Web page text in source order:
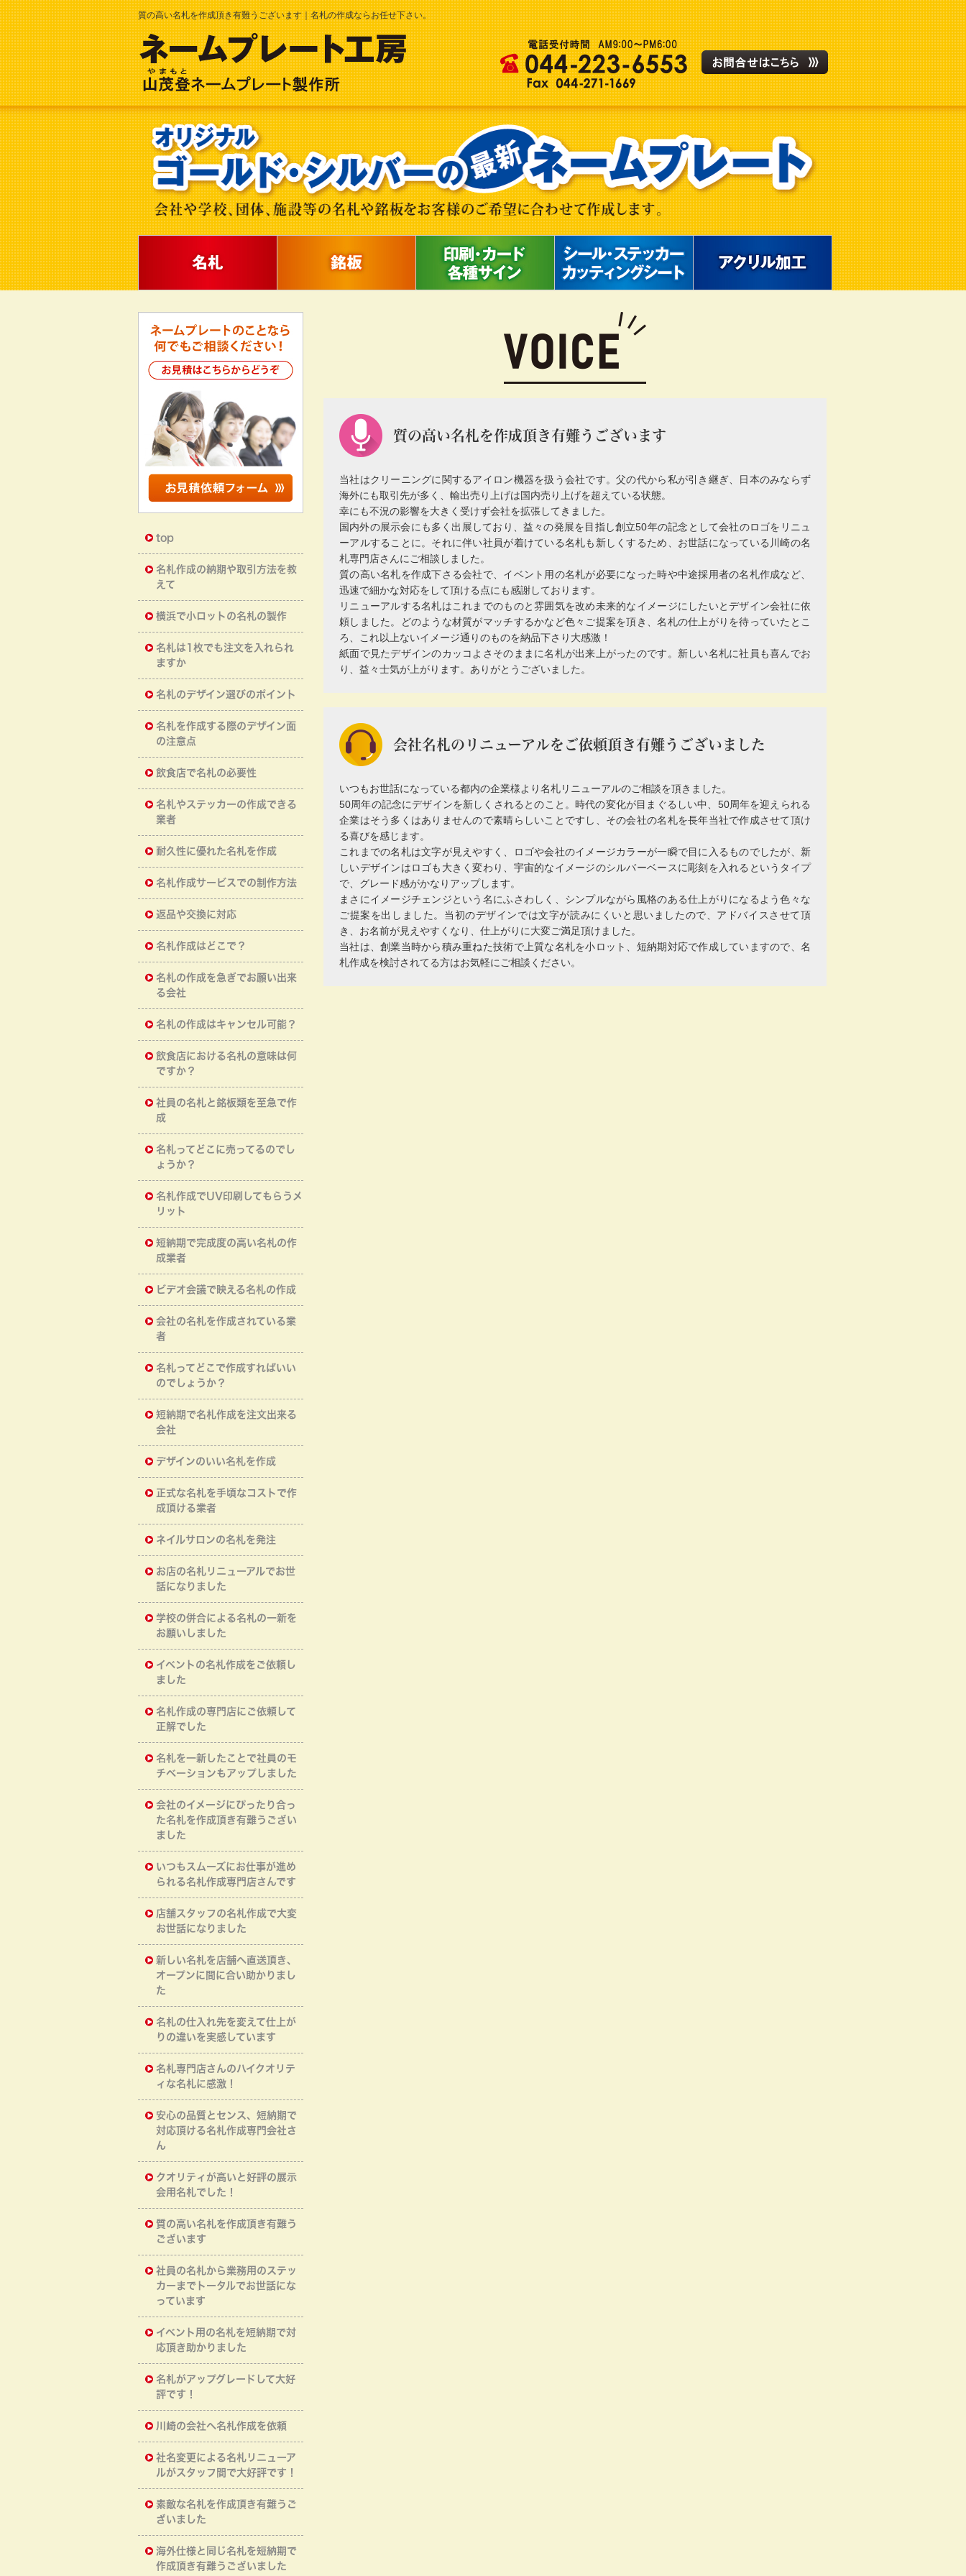
質の高い名札を作成頂き有難うございます｜名札の作成ならお任せ下さい。
top
名札作成の納期や取引方法を教
えて
横浜で小ロットの名札の製作
名札は1枚でも注文を入れられ
ますか
名札のデザイン選びのポイント
名札を作成する際のデザイン面
の注意点
飲食店で名札の必要性
名札やステッカーの作成できる
業者
耐久性に優れた名札を作成
名札作成サービスでの制作方法
返品や交換に対応
名札作成はどこで？
名札の作成を急ぎでお願い出来
る会社
名札の作成はキャンセル可能？
飲食店における名札の意味は何
ですか？
社員の名札と銘板類を至急で作
成
名札ってどこに売ってるのでし
ょうか？
名札作成でUV印刷してもらうメ
リット
短納期で完成度の高い名札の作
成業者
ビデオ会議で映える名札の作成
会社の名札を作成されている業
者
名札ってどこで作成すればいい
のでしょうか？
短納期で名札作成を注文出来る
会社
デザインのいい名札を作成
正式な名札を手頃なコストで作
成頂ける業者
ネイルサロンの名札を発注
お店の名札リニューアルでお世
話になりました
学校の併合による名札の一新を
お願いしました
イベントの名札作成をご依頼し
ました
名札作成の専門店にご依頼して
正解でした
名札を一新したことで社員のモ
チベーションもアップしました
会社のイメージにぴったり合っ
た名札を作成頂き有難うござい
ました
いつもスムーズにお仕事が進め
られる名札作成専門店さんです
店舗スタッフの名札作成で大変
お世話になりました
新しい名札を店舗へ直送頂き、
オープンに間に合い助かりまし
た
名札の仕入れ先を変えて仕上が
りの違いを実感しています
名札専門店さんのハイクオリテ
ィな名札に感激！
安心の品質とセンス、短納期で
対応頂ける名札作成専門会社さ
ん
クオリティが高いと好評の展示
会用名札でした！
質の高い名札を作成頂き有難う
ございます
社員の名札から業務用のステッ
カーまでトータルでお世話にな
っています
イベント用の名札を短納期で対
応頂き助かりました
名札がアップグレードして大好
評です！
川崎の会社へ名札作成を依頼
社名変更による名札リニューア
ルがスタッフ間で大好評です！
素敵な名札を作成頂き有難うご
ざいました
海外仕様と同じ名札を短納期で
作成頂き有難うございました
質の高い名札を作成頂き有難うございます
当社はクリーニングに関するアイロン機器を扱う会社です。父の代から私が引き継ぎ、日本のみならず
海外にも取引先が多く、輸出売り上げは国内売り上げを超えている状態。
幸にも不況の影響を大きく受けず会社を拡張してきました。
国内外の展示会にも多く出展しており、益々の発展を目指し創立50年の記念として会社のロゴをリニュ
ーアルすることに。それに伴い社員が着けている名札も新しくするため、お世話になっている川崎の名
札専門店さんにご相談しました。
質の高い名札を作成下さる会社で、イベント用の名札が必要になった時や中途採用者の名札作成など、
迅速で細かな対応をして頂ける点にも感謝しております。
リニューアルする名札はこれまでのものと雰囲気を改め未来的なイメージにしたいとデザイン会社に依
頼しました。どのような材質がマッチするかなど色々ご提案を頂き、名札の仕上がりを待っていたとこ
ろ、これ以上ないイメージ通りのものを納品下さり大感激！
紙面で見たデザインのカッコよさそのままに名札が出来上がったのです。新しい名札に社員も喜んでお
り、益々士気が上がります。ありがとうございました。
会社名札のリニューアルをご依頼頂き有難うございました
いつもお世話になっている都内の企業様より名札リニューアルのご相談を頂きました。
50周年の記念にデザインを新しくされるとのこと。時代の変化が目まぐるしい中、50周年を迎えられる
企業はそう多くはありませんので素晴らしいことですし、その会社の名札を長年当社で作成させて頂け
る喜びを感じます。
これまでの名札は文字が見えやすく、ロゴや会社のイメージカラーが一瞬で目に入るものでしたが、新
しいデザインはロゴも大きく変わり、宇宙的なイメージのシルバーベースに彫刻を入れるというタイプ
で、グレード感がかなりアップします。
まさにイメージチェンジという名にふさわしく、シンプルながら風格のある仕上がりになるよう色々な
ご提案を出しました。当初のデザインでは文字が読みにくいと思いましたので、アドバイスさせて頂
き、お名前が見えやすくなり、仕上がりに大変ご満足頂けました。
当社は、創業当時から積み重ねた技術で上質な名札を小ロット、短納期対応で作成していますので、名
札作成を検討されてる方はお気軽にご相談ください。